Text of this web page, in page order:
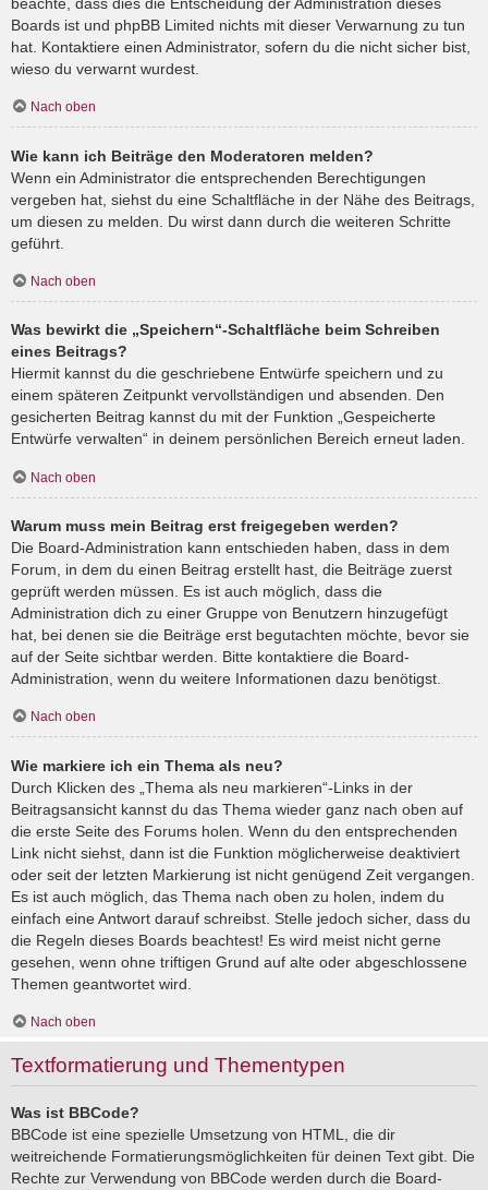
beachte, dass dies die Entscheidung der Administration dieses
Boards ist und phpBB Limited nichts mit dieser Verwarnung zu tun
hat. Kontaktiere einen Administrator, sofern du die nicht sicher bist,
wieso du verwarnt wurdest.
Nach oben
Wie kann ich Beiträge den Moderatoren melden?
Wenn ein Administrator die entsprechenden Berechtigungen
vergeben hat, siehst du eine Schaltfläche in der Nähe des Beitrags,
um diesen zu melden. Du wirst dann durch die weiteren Schritte
geführt.
Nach oben
Was bewirkt die „Speichern“-Schaltfläche beim Schreiben
eines Beitrags?
Hiermit kannst du die geschriebene Entwürfe speichern und zu
einem späteren Zeitpunkt vervollständigen und absenden. Den
gesicherten Beitrag kannst du mit der Funktion „Gespeicherte
Entwürfe verwalten“ in deinem persönlichen Bereich erneut laden.
Nach oben
Warum muss mein Beitrag erst freigegeben werden?
Die Board-Administration kann entschieden haben, dass in dem
Forum, in dem du einen Beitrag erstellt hast, die Beiträge zuerst
geprüft werden müssen. Es ist auch möglich, dass die
Administration dich zu einer Gruppe von Benutzern hinzugefügt
hat, bei denen sie die Beiträge erst begutachten möchte, bevor sie
auf der Seite sichtbar werden. Bitte kontaktiere die Board-
Administration, wenn du weitere Informationen dazu benötigst.
Nach oben
Wie markiere ich ein Thema als neu?
Durch Klicken des „Thema als neu markieren“-Links in der
Beitragsansicht kannst du das Thema wieder ganz nach oben auf
die erste Seite des Forums holen. Wenn du den entsprechenden
Link nicht siehst, dann ist die Funktion möglicherweise deaktiviert
oder seit der letzten Markierung ist nicht genügend Zeit vergangen.
Es ist auch möglich, das Thema nach oben zu holen, indem du
einfach eine Antwort darauf schreibst. Stelle jedoch sicher, dass du
die Regeln dieses Boards beachtest! Es wird meist nicht gerne
gesehen, wenn ohne triftigen Grund auf alte oder abgeschlossene
Themen geantwortet wird.
Nach oben
Textformatierung und Thementypen
Was ist BBCode?
BBCode ist eine spezielle Umsetzung von HTML, die dir
weitreichende Formatierungsmöglichkeiten für deinen Text gibt. Die
Rechte zur Verwendung von BBCode werden durch die Board-